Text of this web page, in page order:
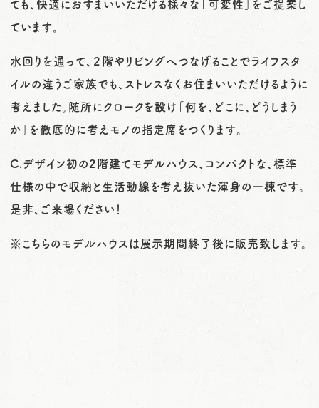
ても、快適におすまいいただける様々な「可変性」をご提案し
ています。
水回りを通って、２階やリビングへつなげることでライフスタ
イルの違うご家族でも、ストレスなくお住まいいただけるように
考えました。随所にクロークを設け「何を、どこに、どうしまう
か」を徹底的に考えモノの指定席をつくります。
C.デザイン初の2階建てモデルハウス、コンパクトな、標準
仕様の中で収納と生活動線を考え抜いた渾身の一棟です。
是非、ご来場ください！
※こちらのモデルハウスは展示期間終了後に販売致します。